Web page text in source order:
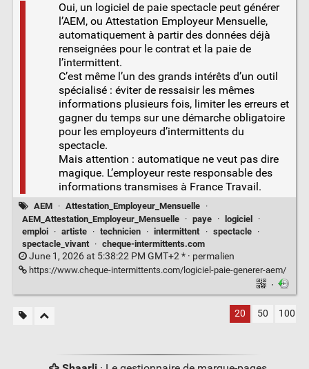
Oui, un logiciel de paie spectacle peut générer
l’AEM, ou Attestation Employeur Mensuelle,
automatiquement à partir des données déjà
renseignées pour le contrat et la paie de
l’intermittent.
C’est même l’un des grands intérêts d’un outil
spécialisé : éviter de ressaisir les mêmes
informations plusieurs fois, limiter les erreurs et
gagner du temps sur une démarche obligatoire
pour les employeurs d’intermittents du
spectacle.
Mais attention : automatique ne veut pas dire
magique. L’employeur reste responsable des
informations transmises à France Travail.
AEM · Attestation_Employeur_Mensuelle
·
AEM_Attestation_Employeur_Mensuelle
· paye · logiciel ·
emploi
· artiste · technicien · intermittent · spectacle
·
spectacle_vivant
· cheque-intermittents.com
June 1, 2026 at 5:38:22 PM GMT+2 * · permalien
https://www.cheque-intermittents.com/logiciel-paie-generer-aem/
·
20 50 100